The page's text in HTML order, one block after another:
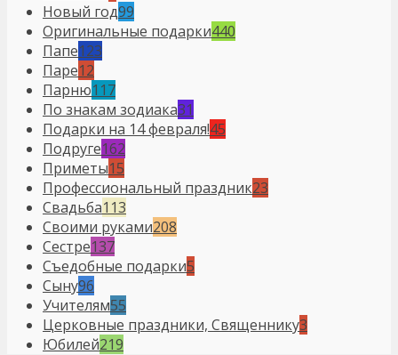
Новый год99
Оригинальные подарки440
Папе123
Паре12
Парню117
По знакам зодиака31
Подарки на 14 февраля!45
Подруге162
Приметы15
Профессиональный праздник23
Свадьба113
Своими руками208
Сестре137
Съедобные подарки5
Сыну96
Учителям55
Церковные праздники, Священнику3
Юбилей219